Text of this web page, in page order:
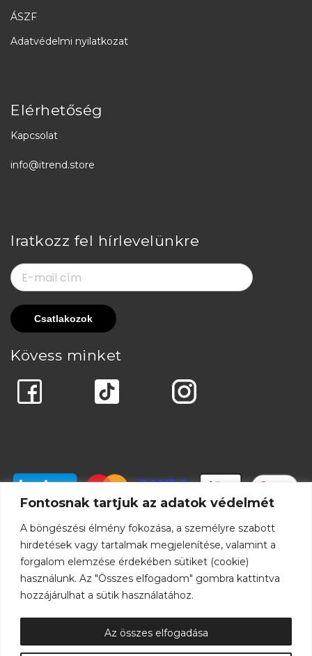
Fontosnak tartjuk az adatok védelmét
A böngészési élmény fokozása, a személyre szabott
hirdetések vagy tartalmak megjelenítése, valamint a
forgalom elemzése érdekében sütiket (cookie)
használunk. Az "Összes elfogadom" gombra kattintva
hozzájárulhat a sütik használatához.
Az összes elfogadása
ÁSZF
Adatvédelmi nyilatkozat
Elérhetőség
Kapcsolat
info@itrend.store
Iratkozz fel hírlevelünkre
Kövess minket